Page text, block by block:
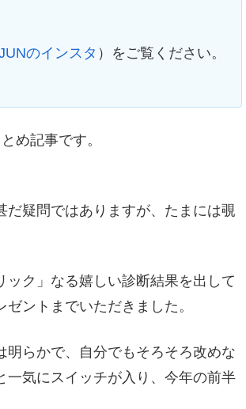
のインスタ ）をご覧ください。
め記事です。
疑問ではありますが、たまには覗
ク」なる嬉しい診断結果を出して
ントまでいただきました。
らかで、自分でもそろそろ改めな
一気にスイッチが入り、今年の前半